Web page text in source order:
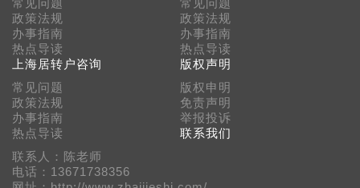
常见问题
政策法规
办事指南
热点导读
常见问题
政策法规
办事指南
热点导读
上海居转户咨询
常见问题
政策法规
办事指南
热点导读
版权声明
版权申明
免责声明
举报投诉
联系我们
联系人：陈老师
电话：13671738356